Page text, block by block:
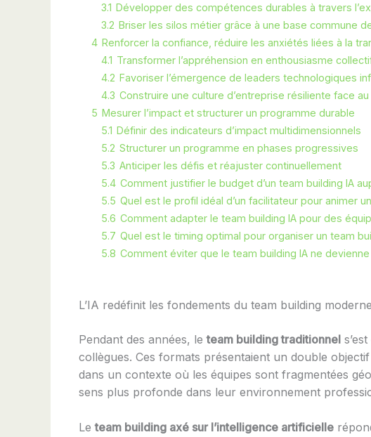
3.1 Développer des compétences durables à travers
3.2 Briser les silos métier grâce à une base commune
4 Renforcer la confiance, réduire les anxiétés liées à la
4.1 Transformer l’appréhension en enthousiasme
4.2 Favoriser l’émergence de leaders technologiques
4.3 Construire une culture d’entreprise résiliente face
5 Mesurer l’impact et structurer un programme durable
5.1 Définir des indicateurs d’impact multidimensionnels
5.2 Structurer un programme en phases progressives
5.3 Anticiper les défis et réajuster continuellement
5.4 Comment justifier le budget d’un team building IA
5.5 Quel est le profil idéal d’un facilitateur pour animer
5.6 Comment adapter le team building IA pour des
5.7 Quel est le timing optimal pour organiser un team
5.8 Comment éviter que le team building IA ne
L’IA redéfinit les fondements du team building moderne
Pendant des années, leteam building traditionnel
collègues. Ces formats présentaient un double
dans un contexte où les équipes sont fragmentées
sens plus profonde dans leur environnement
Leteam building axé sur l’intelligence artificielle